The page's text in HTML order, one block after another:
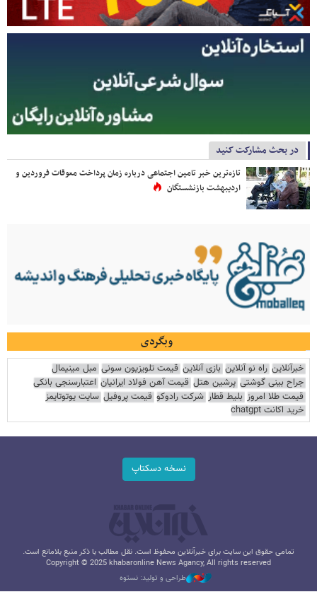
در بحث مشارکت کنید
تازه‌ترین خبر تامین اجتماعی درباره زمان پرداخت معوقات فروردین و
اردیبهشت بازنشستگان
وبگردی
خبرآنلاین راه نو آنلاین بازی آنلاین قیمت تلویزیون سونی مبل مینیمال
جراح بینی گوشتی پرشین هتل قیمت آهن فولاد ایرانیان اعتبارسنجی بانکی
قیمت طلا امروز بلیط قطار شرکت رادوکو قیمت پروفیل سایت یوتوتایمز
خرید اکانت chatgpt
نسخه دسکتاپ
تمامی حقوق این سایت برای خبرآنلاین محفوظ است. نقل مطالب با ذکر منبع بلامانع است.
Copyright © 2025 khabaronline News Agancy, All rights reserved
طراحی و تولید: نستوه